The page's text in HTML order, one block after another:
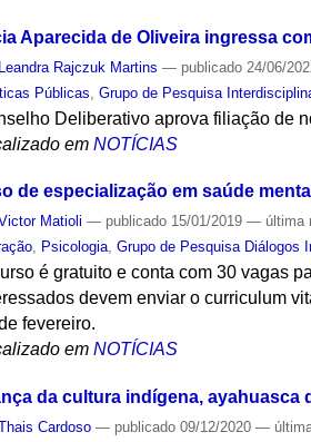
Aparecida de Oliveira ingressa
Leandra Rajczuk Martins — publicado 24/06/
Públicas ,Grupo de Pesquisa
Deliberativo aprova filiação de
em NOTÍCIAS
de especialização em saúde
Matioli — publicado 15/01/2019— última
, Psicologia,Grupo de Pesquisa Diálogos
é gratuito e conta com 30 vagas
devem enviar o curriculum
fevereiro.
em NOTÍCIAS
da cultura indígena,
Cardoso — publicado 09/12/2020—